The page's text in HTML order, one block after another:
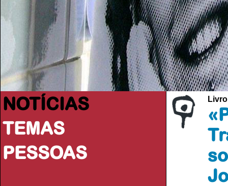
NOTÍCIAS
TEMAS
PESSOAS
Livro